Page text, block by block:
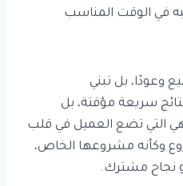
في الوقت المناسب
وعودًا، بل تبني
سريعة مؤقتة، بل
التي تضع العميل في قلب
وكأنه مشروعها الخاص،
نجاح مشترك.